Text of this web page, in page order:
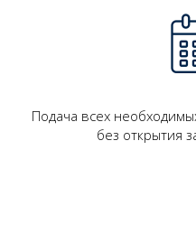
Подача всех
без открытия